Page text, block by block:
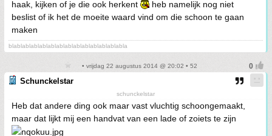
haak, kijken of je die ook herkent
heb namelijk nog niet
beslist of ik het de moeite waard vind om die schoon te gaan
maken
blablablablablablablablablablablablablabla
• vrijdag 22 augustus 2014 @ 20:02 • 52
Schunckelstar
schunckelstar
Heb dat andere ding ook maar vast vluchtig schoongemaakt,
maar dat lijkt mij een handvat van een lade of zoiets te zijn